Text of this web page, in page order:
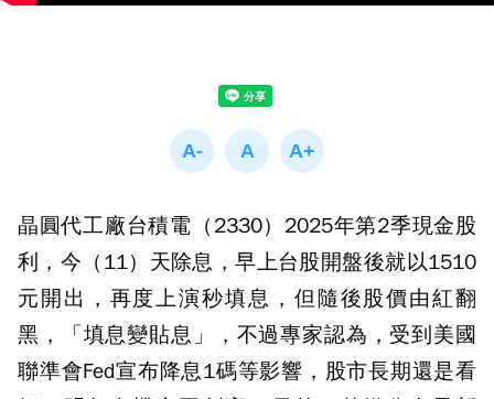
晶圓代工廠台積電（2330）2025年第2季現金股
利，今（11）天除息，早上台股開盤後就以1510
元開出，再度上演秒填息，但隨後股價由紅翻
黑，「填息變貼息」，不過專家認為，受到美國
聯準會Fed宣布降息1碼等影響，股市長期還是看